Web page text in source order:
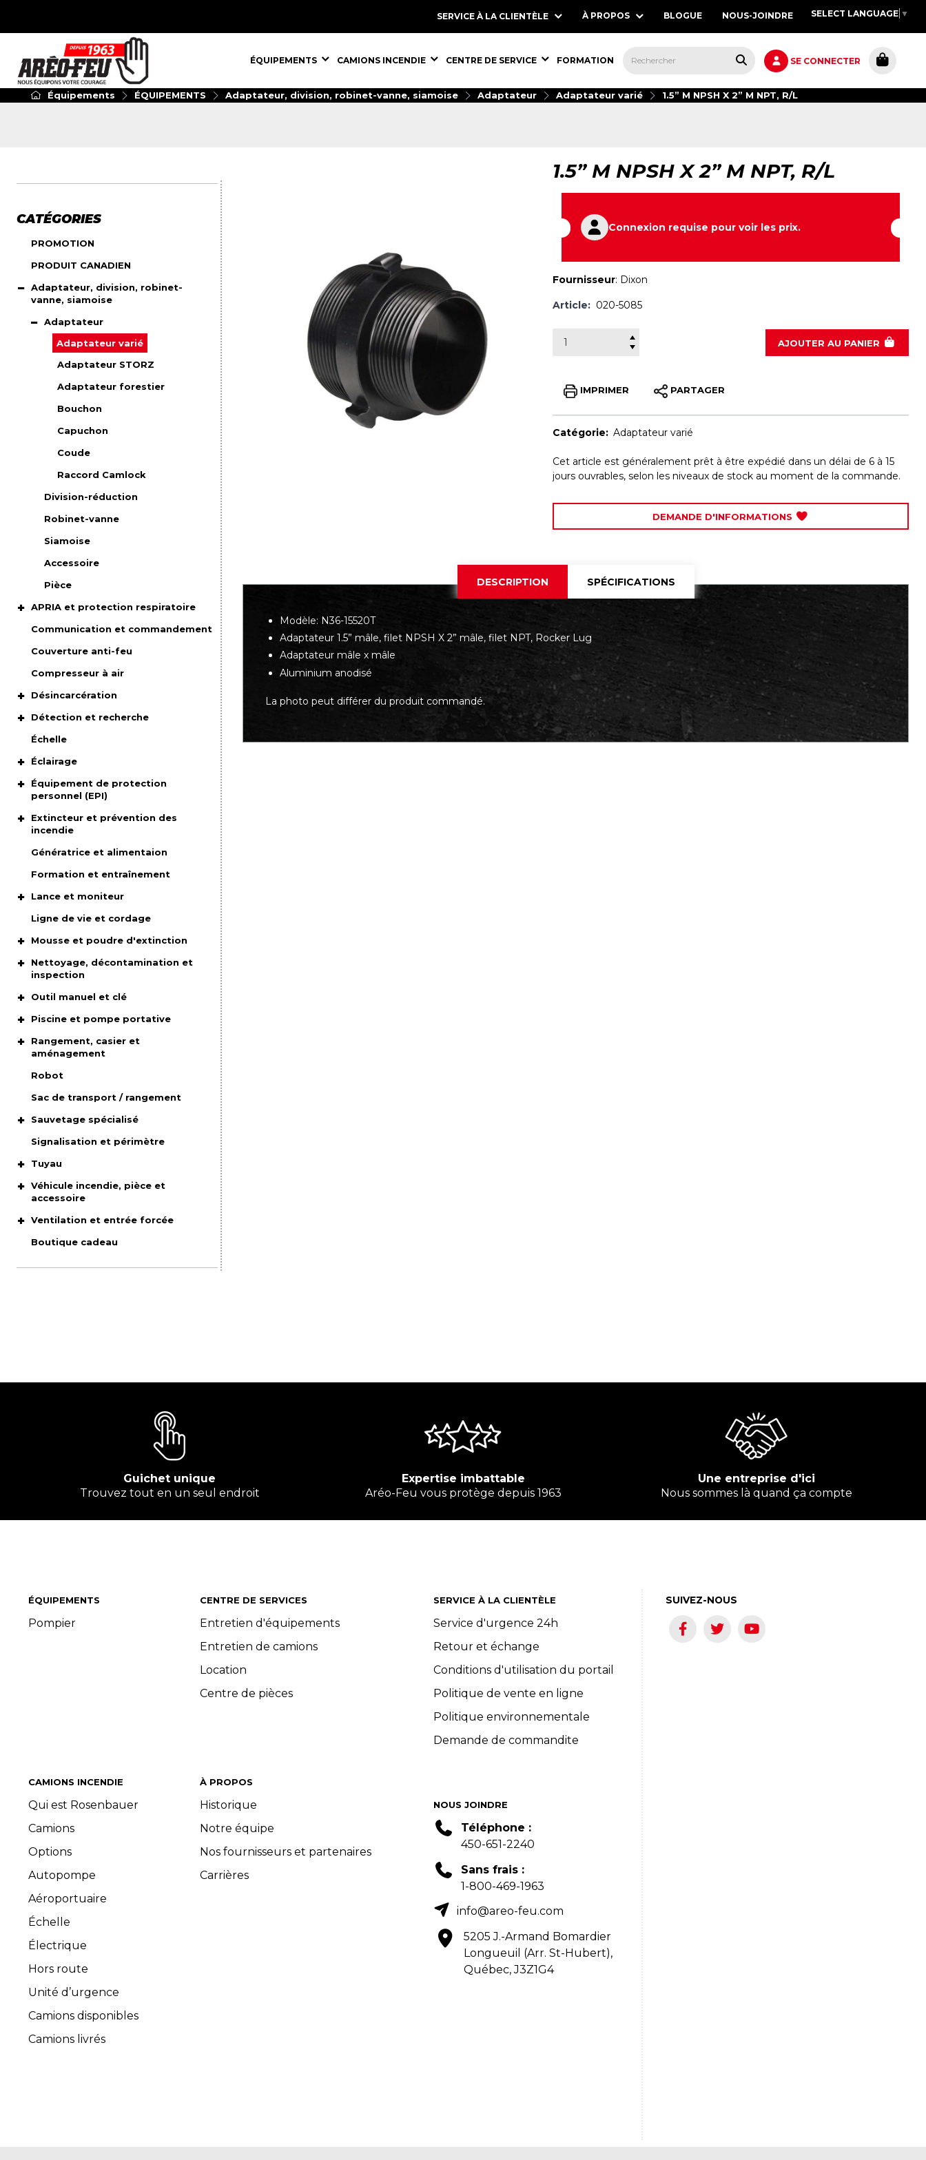
SERVICE À LA CLIENTÈLE À PROPOS BLOGUE NOUS-JOINDRE SELECT LANGUAGE ▼
SE CONNECTER
ÉQUIPEMENTS,
ÉQUIPEMENTS ÉQUIPEMENTS,
CAMIONS INCENDIE ÉQUIPEMENTS,
CENTRE DE SERVICE ÉQUIPEMENTS,
FORMATION
Équipements ÉQUIPEMENTS Adaptateur, division, robinet-vanne, siamoise Adaptateur Adaptateur varié 1.5” M NPSH X 2” M NPT, R/L
CATÉGORIES
PROMOTION
PRODUIT CANADIEN
Adaptateur, division, robinet-
vanne, siamoise
Adaptateur
Adaptateur varié
Adaptateur STORZ
Adaptateur forestier
Bouchon
Capuchon
Coude
Raccord Camlock
Division-réduction
Robinet-vanne
Siamoise
Accessoire
Pièce
APRIA et protection respiratoire
Communication et commandement
Couverture anti-feu
Compresseur à air
Désincarcération
Détection et recherche
Échelle
Éclairage
Équipement de protection
personnel (EPI)
Extincteur et prévention des
incendie
Génératrice et alimentaion
Formation et entraînement
Lance et moniteur
Ligne de vie et cordage
Mousse et poudre d'extinction
Nettoyage, décontamination et
inspection
Outil manuel et clé
Piscine et pompe portative
Rangement, casier et
aménagement
Robot
Sac de transport / rangement
Sauvetage spécialisé
Signalisation et périmètre
Tuyau
Véhicule incendie, pièce et
accessoire
Ventilation et entrée forcée
Boutique cadeau
1.5” M NPSH X 2” M NPT, R/L
Connexion requise pour voir les prix.
Fournisseur: Dixon
Article: 020-5085
AJOUTER020-5085
AU PANIER
IMPRIMER PARTAGER
Catégorie:Adaptateur varié
Cet article est généralement prêt à être expédié dans un délai de 6 à 15
jours ouvrables, selon les niveaux de stock au moment de la commande.
DEMANDE D'INFORMATIONS
DESCRIPTION SPÉCIFICATIONS
Modèle: N36-15520T
Adaptateur 1.5” mâle, filet NPSH X 2” mâle, filet NPT, Rocker Lug
Adaptateur mâle x mâle
Aluminium anodisé
La photo peut différer du produit commandé.
Guichet unique
Trouvez tout en un seul endroit
Expertise imbattable
Aréo-Feu vous protège depuis 1963
Une entreprise d'ici
Nous sommes là quand ça compte
ÉQUIPEMENTS
Pompier
CAMIONS INCENDIE
Qui est Rosenbauer
Camions
Options
Autopompe
Aéroportuaire
Échelle
Électrique
Hors route
Unité d’urgence
Camions disponibles
Camions livrés
CENTRE DE SERVICES
Entretien d'équipements
Entretien de camions
Location
Centre de pièces
À PROPOS
Historique
Notre équipe
Nos fournisseurs et partenaires
Carrières
SERVICE À LA CLIENTÈLE
Service d'urgence 24h
Retour et échange
Conditions d'utilisation du portail
Politique de vente en ligne
Politique environnementale
Demande de commandite
NOUS JOINDRE
Téléphone :
450-651-2240
Sans frais :
1-800-469-1963
info@areo-feu.com
5205 J.-Armand Bomardier
Longueuil (Arr. St-Hubert),
Québec, J3Z1G4
SUIVEZ-NOUS